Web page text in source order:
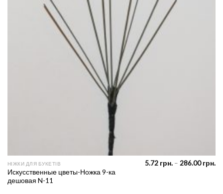
НІЖКИ ДЛЯ БУКЕТІВ
Искусственные цветы-Ножка 9-ка
дешовая N-11
5.72 грн. – 286.00грн.